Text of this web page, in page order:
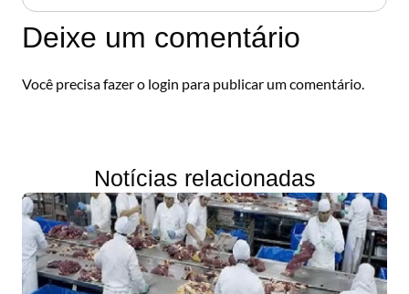
Deixe um comentário
Você precisa fazer o login para publicar um comentário.
Notícias relacionadas